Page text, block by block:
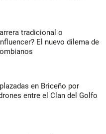
tradicional o
El nuevo dilema de
en Briceño por
entre el Clan del Golfo